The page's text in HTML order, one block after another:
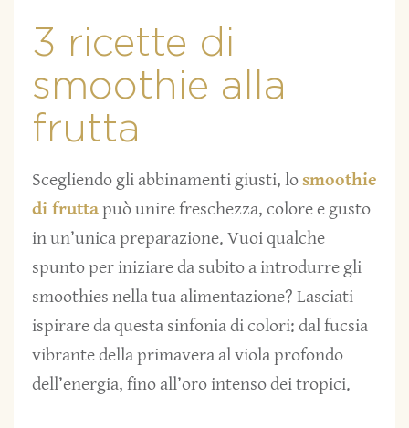
3 ricette di
smoothie alla
frutta
Scegliendo gli abbinamenti giusti, losmoothie
di fruttapuò unire freschezza, colore e gusto
in un’unica preparazione. Vuoi qualche
spunto per iniziare da subito a introdurre gli
smoothies nella tua alimentazione? Lasciati
ispirare da questa sinfonia di colori: dal fucsia
vibrante della primavera al viola profondo
dell’energia, fino all’oro intenso dei tropici.